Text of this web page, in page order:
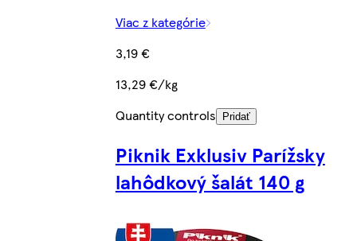
Viac z kategórie
3,19 €
13,29 €/kg
Quantity controls
Pridať
Piknik Exklusiv Parížsky
lahôdkový šalát 140 g